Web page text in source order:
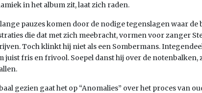
in het album zit, laat zich raden.
pauzes komen door de nodige tegenslagen waar de
die dat met zich meebracht, vormen voor zanger
Toch klinkt hij niet als een Sombermans.
juist fris en frivool. Soepel danst hij over de
gezien gaat het op “Anomalies” over het proces van